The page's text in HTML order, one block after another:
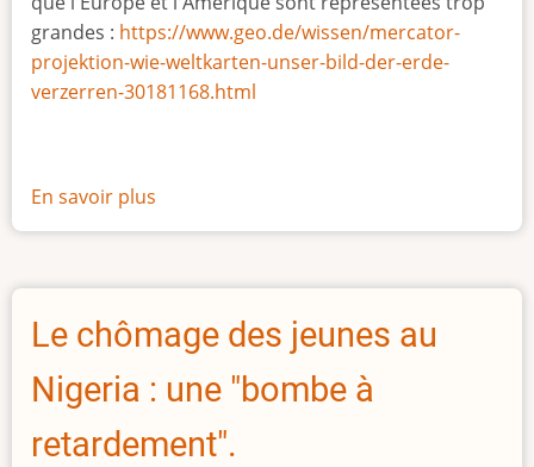
grandes : https://www.geo.de/wissen/mercator-
projektion-wie-weltkarten-unser-bild-der-erde-
verzerren-30181168.html
En savoir plus
La
taille
l'Afrique
Le chômage des jeunes au
Nigeria : une "bombe à
retardement".